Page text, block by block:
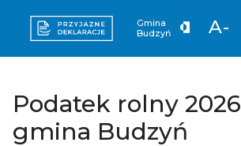
Gmina
Budzyń
A-
Podatek rolny 2026
gmina Budzyń